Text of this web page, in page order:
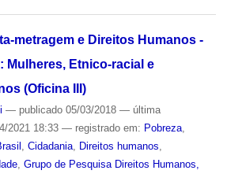
metragem e Direitos Humanos -
Mulheres, Etnico-racial e
(Oficina III)
— publicado05/03/2018 — última
2021 18:33 — registrado em: Pobreza,
Cidadania, Direitos humanos
, Grupo de Pesquisa Direitos Humanos,